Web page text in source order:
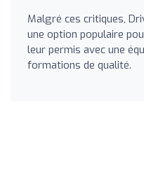
Malgré ces critiques,
une option populaire
leur permis avec une
formations de qualité.